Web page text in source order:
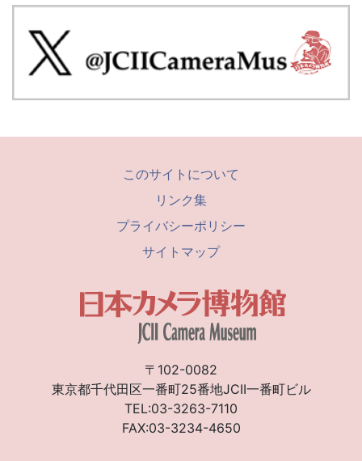
このサイトについて
リンク集
プライバシーポリシー
サイトマップ
〒102-0082
東京都千代田区一番町25番地JCII一番町ビル
TEL:03-3263-7110
FAX:03-3234-4650